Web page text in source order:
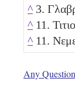
^ 3.
^ 11.
^ 11.
Any